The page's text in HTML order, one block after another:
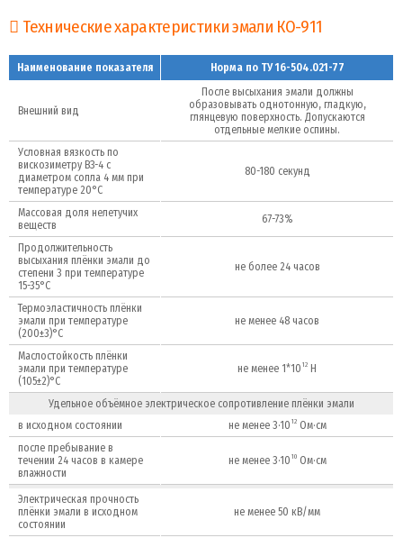
Технические характеристики эмали КО-911
Наименование показателя Норма по ТУ 16-504.021-77
Внешний вид
После высыхания эмали должны
образовывать однотонную, гладкую,
глянцевую поверхность. Допускаются
отдельные мелкие оспины.
Условная вязкость по
вискозиметру ВЗ-4 с
диаметром сопла 4 мм при
температуре 20°C
80-180 секунд
Массовая доля нелетучих
веществ
67-73%
Продолжительность
высыхания плёнки эмали до
степени 3 при температуре
15-35°C
не более 24 часов
Термоэластичность плёнки
эмали при температуре
(200±3)°C
не менее 48 часов
Маслостойкость плёнки
эмали при температуре
(105±2)°C
не менее 1*10 12 Н
Удельное объёмное электрическое сопротивление плёнки эмали
в исходном состоянии
не менее 3·10 12Ом·см
после пребывание в
течении 24 часов в камере
влажности
не менее 3·10 10Ом·см
Электрическая прочность
плёнки эмали в исходном
состоянии
не менее 50 кВ/мм